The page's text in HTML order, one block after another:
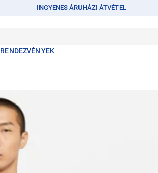
INGYENES ÁRUHÁZI ÁTVÉTEL
RENDEZVÉNYEK